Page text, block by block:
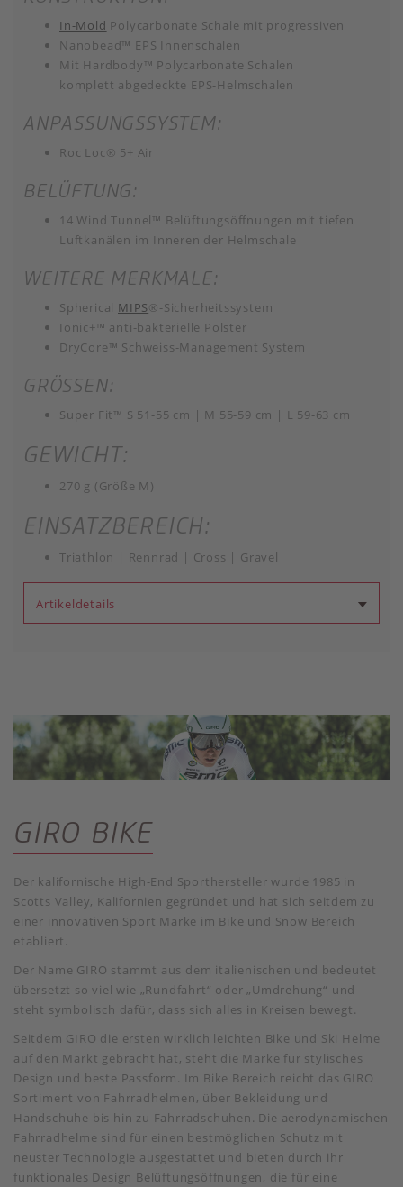
In-Mold Polycarbonate Schale mit progressiven
Nanobead™ EPS Innenschalen
Mit Hardbody™ Polycarbonate Schalen
komplett abgedeckte EPS-Helmschalen
ANPASSUNGSSYSTEM:
Roc Loc® 5+ Air
BELÜFTUNG:
14 Wind Tunnel™ Belüftungsöffnungen mit tiefen
Luftkanälen im Inneren der Helmschale
WEITERE MERKMALE:
Spherical MIPS®-Sicherheitssystem
Ionic+™ anti-bakterielle Polster
DryCore™ Schweiss-Management System
GRÖSSEN:
Super Fit™ S 51-55 cm | M 55-59 cm | L 59-63 cm
GEWICHT:
270 g (Größe M)
EINSATZBEREICH:
Triathlon | Rennrad | Cross | Gravel
Artikeldetails
GIRO BIKE
Der kalifornische High-End Sporthersteller wurde 1985 in
Scotts Valley, Kalifornien gegründet und hat sich seitdem zu
einer innovativen Sport Marke im Bike und Snow Bereich
etabliert.
Der Name GIRO stammt aus dem italienischen und bedeutet
übersetzt so viel wie „Rundfahrt“ oder „Umdrehung“ und
steht symbolisch dafür, dass sich alles in Kreisen bewegt.
Seitdem GIRO die ersten wirklich leichten Bike und Ski Helme
auf den Markt gebracht hat, steht die Marke für stylisches
Design und beste Passform. Im Bike Bereich reicht das GIRO
Sortiment von Fahrradhelmen, über Bekleidung und
Handschuhe bis hin zu Fahrradschuhen. Die aerodynamischen
Fahrradhelme sind für einen bestmöglichen Schutz mit
neuster Technologie ausgestattet und bieten durch ihr
funktionales Design Belüftungsöffnungen, die für eine